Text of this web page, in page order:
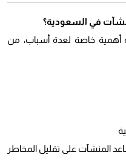
في السعودية؟
أهمية خاصة لعدة أسباب، من
المنشآت على تقليل المخاطر